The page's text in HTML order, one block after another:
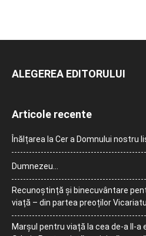
ALEGEREA EDITORULUI
Articole recente
Înălțarea la Cer a Domnului nostru
Dumnezeu…
Recunoștință și binecuvântare
viață – din partea preoților
Marșul pentru viață la cea de-a II-a